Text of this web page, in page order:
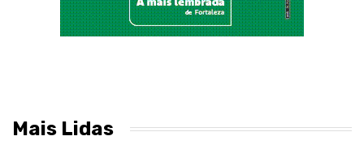
Mais Lidas